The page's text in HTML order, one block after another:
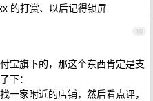
的打赏、以后记得锁屏
10
宝旗下的，那这个东西肯定是支
下：
一家附近的店铺，然后看点评，